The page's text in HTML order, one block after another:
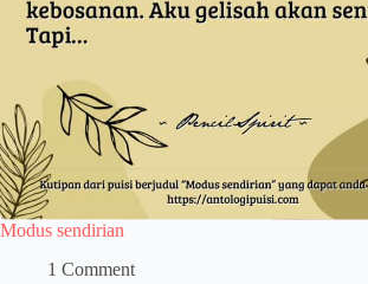
Modus sendirian
1 Comment